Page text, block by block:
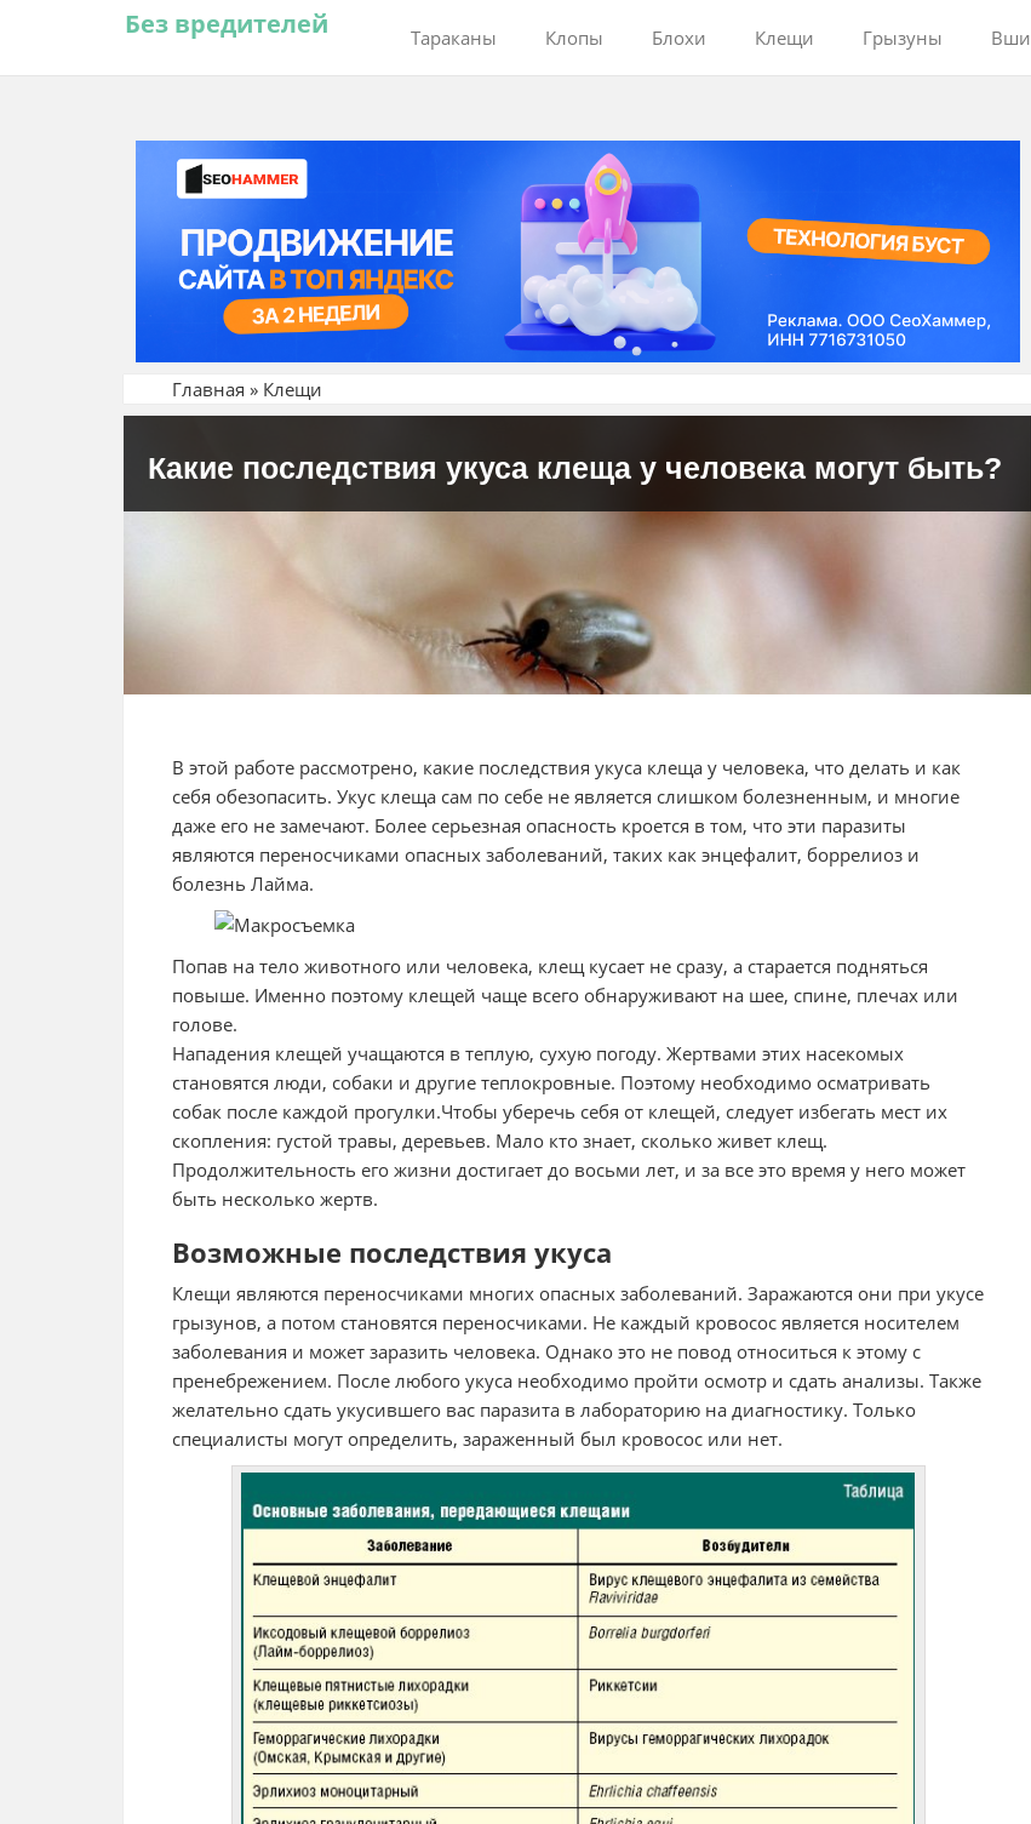
Без вредителей Тараканы Клопы Блохи Клещи Грызуны Вши
Главная » Клещи
Какие последствия укуса клеща у человека могут быть?
В этой работе рассмотрено, какие последствия укуса клеща у человека, что делать и как
себя обезопасить. Укус клеща сам по себе не является слишком болезненным, и многие
даже его не замечают. Более серьезная опасность кроется в том, что эти паразиты
являются переносчиками опасных заболеваний, таких как энцефалит, боррелиоз и
болезнь Лайма.
Попав на тело животного или человека, клещ кусает не сразу, а старается подняться
повыше. Именно поэтому клещей чаще всего обнаруживают на шее, спине, плечах или
голове.
Нападения клещей учащаются в теплую, сухую погоду. Жертвами этих насекомых
становятся люди, собаки и другие теплокровные. Поэтому необходимо осматривать
собак после каждой прогулки.Чтобы уберечь себя от клещей, следует избегать мест их
скопления: густой травы, деревьев. Мало кто знает, сколько живет клещ.
Продолжительность его жизни достигает до восьми лет, и за все это время у него может
быть несколько жертв.
Возможные последствия укуса
Клещи являются переносчиками многих опасных заболеваний. Заражаются они при укусе
грызунов, а потом становятся переносчиками. Не каждый кровосос является носителем
заболевания и может заразить человека. Однако это не повод относиться к этому с
пренебрежением. После любого укуса необходимо пройти осмотр и сдать анализы. Также
желательно сдать укусившего вас паразита в лабораторию на диагностику. Только
специалисты могут определить, зараженный был кровосос или нет.